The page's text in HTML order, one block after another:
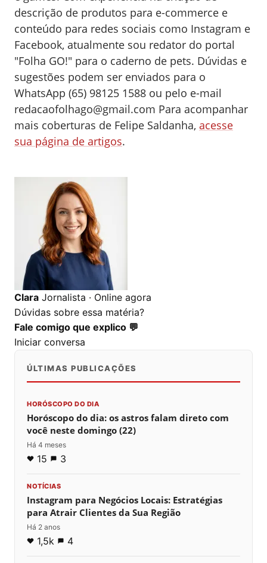
descrição de produtos para e-commerce e
conteúdo para redes sociais como Instagram e
Facebook, atualmente sou redator do portal
"Folha GO!" para o caderno de pets. Dúvidas e
sugestões podem ser enviados para o
WhatsApp (65) 98125 1588 ou pelo e-mail
redacaofolhago@gmail.com Para acompanhar
mais coberturas de Felipe Saldanha, acesse
sua página de artigos.
Clara Jornalista · Online agora
Dúvidas sobre essa matéria?
Fale comigo que explico 💬
Iniciar conversa
ÚLTIMAS PUBLICAÇÕES
HORÓSCOPO DO DIA
Horóscopo do dia: os astros falam direto com
você neste domingo (22)
Há 4 meses
15 3
NOTÍCIAS
Instagram para Negócios Locais: Estratégias
para Atrair Clientes da Sua Região
Há 2 anos
1,5k 4